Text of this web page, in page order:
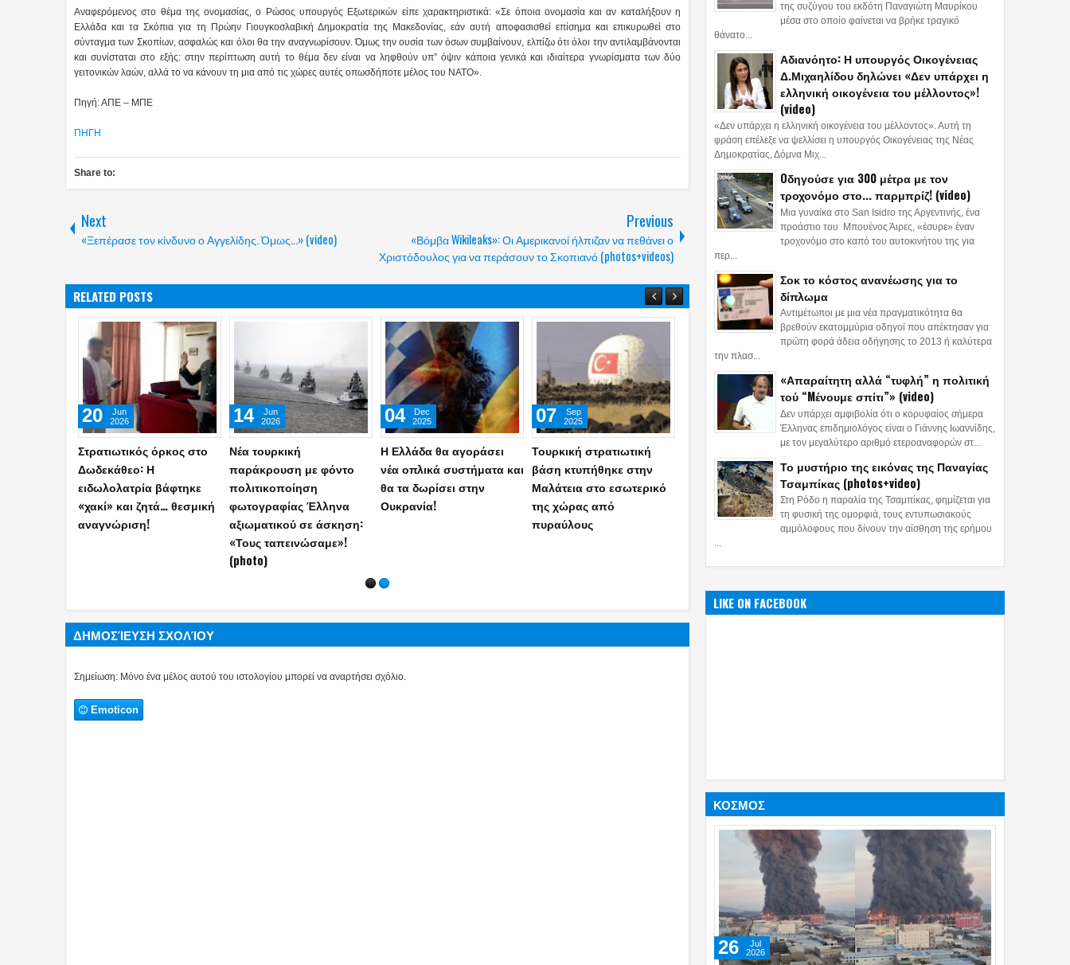
Αναφερόμενος στο θέμα της ονομασίας, ο Ρώσος υπουργός Εξωτερικών είπε χαρακτηριστικά: «Σε όποια ονομασία και αν καταλήξουν η
Ελλάδα και τα Σκόπια για τη Πρώην Γιουγκοσλαβική Δημοκρατία της Μακεδονίας, εάν αυτή αποφασισθεί επίσημα και επικυρωθεί στο
σύνταγμα των Σκοπίων, ασφαλώς και όλοι θα την αναγνωρίσουν. Όμως την ουσία των όσων συμβαίνουν, ελπίζω ότι όλοι την αντιλαμβάνονται
και συνίσταται στο εξής: στην περίπτωση αυτή το θέμα δεν είναι να ληφθούν υπ” όψιν κάποια γενικά και ιδιαίτερα γνωρίσματα των δύο
γειτονικών λαών, αλλά το να κάνουν τη μια από τις χώρες αυτές οπωσδήποτε μέλος του ΝΑΤΟ».
Πηγή: ΑΠΕ – ΜΠΕ
ΠΗΓΗ
Share to:
Next
«Ξεπέρασε τον κίνδυνο ο Αγγελίδης. Όμως...» (video)
Previous
«Βόμβα Wikileaks»: Οι Αμερικανοί ήλπιζαν να πεθάνει ο
Χριστόδουλος για να περάσουν το Σκοπιανό (photos+videos)
RELATED POSTS
ΓΕΣ: Αυτά είναι τα νέα
διακριτικά Μονίμων
Υπαξιωματικών και
ΕΠΟΠ–Έτσι θα φέρονται
στις στολές (photos)
22
Jul
2026
Κως: Κινηματογραφική
σύλληψη τριών Τούρκων
μετά από καταδίωξη με
jet ski και εντοπισμό
όπλου
18
Jul
2026
ΓΕΣ: Απαγορεύεται ρητά
Στρατιωτικός εν’ ενεργεία
να ασκεί ιδιωτικό έργο ή
εργασία–Ποιοι
13
Jul
2026
Η Ελλάδα αλλάζει δόγμα:
Το εξοπλιστικό σχέδιο-
μαμούθ έως το 2038 με F-
35, drones, νέα υποβρύχια
και όπλα που αλλάζουν
28
Jun
2026
Στρατιωτικός όρκος στο
Δωδεκάθεο: Η
ειδωλολατρία βάφτηκε
«χακί» και ζητά… θεσμική
αναγνώριση!
Jun
2026
Νέα τουρκική
παράκρουση με φόντο
πολιτικοποίηση
φωτογραφίας Έλληνα
αξιωματικού σε άσκηση:
14
Jun
νέα οπλικά
Ουκρανία!
ΔΗΜΟΣΊΕΥΣΗ ΣΧΟΛΊΟΥ
της συζύγου του εκδότη Παναγιώτη Μαυρίκου
μέσα στο οποίο φαίνεται να βρήκε τραγικό
θάνατο...
Αδιανόητο: Η υπουργός Οικογένειας
Δ.Μιχαηλίδου δηλώνει «Δεν υπάρχει η
ελληνική οικογένεια του μέλλοντος»!
(video)
«Δεν υπάρχει η ελληνική οικογένεια του μέλλοντος». Αυτή τη
φράση επέλεξε να ψελλίσει η υπουργός Οικογένειας της Νέας
Δημοκρατίας, Δόμνα Μιχ...
Oδηγούσε για 300 μέτρα με τον
τροχονόμο στο... παρμπρίζ! (video)
Μια γυναίκα στο San Isidro της Αργεντινής, ένα
προάστιο του Μπουένος Άιρες, «έσυρε» έναν
τροχονόμο στο καπό του αυτοκινήτου της για
περ...
Σοκ το κόστος ανανέωσης για το
δίπλωμα
Αντιμέτωποι με μια νέα πραγματικότητα θα
βρεθούν εκατομμύρια οδηγοί που απέκτησαν για
πρώτη φορά άδεια οδήγησης το 2013 ή καλύτερα
την πλασ...
«Απαραίτητη αλλά “τυφλή” η πολιτική
τού “Mένουμε σπίτι”» (video)
Δεν υπάρχει αμφιβολία ότι ο κορυφαίος σήμερα
Έλληνας επιδημιολόγος είναι ο Γιάννης Ιωαννίδης,
με τον μεγαλύτερο αριθμό ετεροαναφορών στ...
Το μυστήριο της εικόνας της Παναγίας
Τσαμπίκας (photos+video)
Στη Ρόδο η παραλία της Τσαμπίκας, φημίζεται για
τη φυσική της ομορφιά, τους εντυπωσιακούς
αμμόλοφους που δίνουν την αίσθηση της ερήμου
...
LIKE ON FACEBOOK
ΚΟΣΜΟΣ
26
Jul
2026